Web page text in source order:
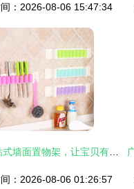
：2026-08-06 15:47:34
：2026-08-06 01:26:57